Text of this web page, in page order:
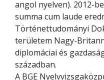
angol nyelven). 2012-
summa cum laude
Történettudományi
területem Nagy-
diplomáciai és
században.
A BGE